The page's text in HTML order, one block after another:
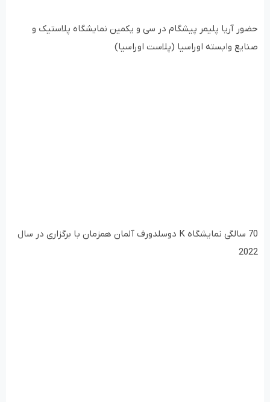
حضور آریا پلیمر پیشگام در سی و یکمین نمایشگاه پلاستیک و
صنایع وابسته اوراسیا (پلاست اوراسیا)
70 سالگی نمایشگاه K دوسلدورف آلمان همزمان با برگزاری در سال
2022